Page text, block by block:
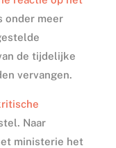
onder meer
de tijdelijke
vervangen.
Naar
ministerie het